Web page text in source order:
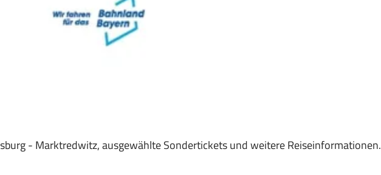
- Marktredwitz, ausgewählte Sondertickets und weitere Reiseinformationen.